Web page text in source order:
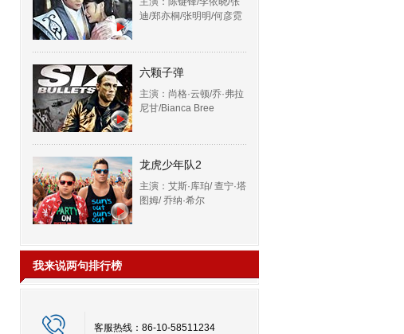
迪/郑亦桐/张明明/何彦霓
六颗子弹
主演：尚格·云顿/乔·弗拉
尼甘/Bianca Bree
龙虎少年队2
主演：艾斯·库珀/ 查宁·塔
图姆/ 乔纳·希尔
我来说两句排行榜
客服热线：86-10-58511234